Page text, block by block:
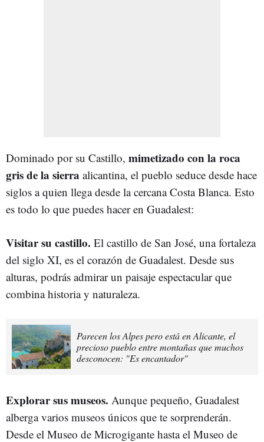
Dominado por su Castillo, mimetizado con la roca
gris de la sierra alicantina, el pueblo seduce desde hace
siglos a quien llega desde la cercana Costa Blanca. Esto
es todo lo que puedes hacer en Guadalest:
Visitar su castillo. El castillo de San José, una fortaleza
del siglo XI, es el corazón de Guadalest. Desde sus
alturas, podrás admirar un paisaje espectacular que
combina historia y naturaleza.
Parecen los Alpes pero está en Alicante, el
precioso pueblo entre montañas que muchos
desconocen: "Es encantador"
Explorar sus museos. Aunque pequeño, Guadalest
alberga varios museos únicos que te sorprenderán.
Desde el Museo de Microgigante hasta el Museo de